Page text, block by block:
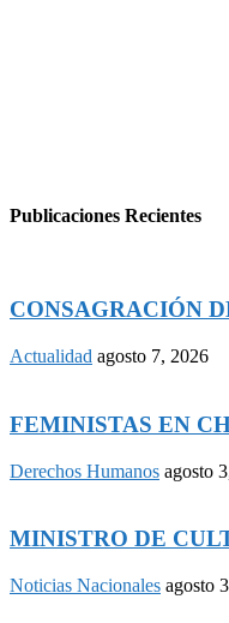
Publicaciones Recientes
CONSAGRACIÓN
Actualidad agosto 7, 2026
FEMINISTAS EN
Derechos Humanos agosto
MINISTRO DE
Noticias Nacionales agosto